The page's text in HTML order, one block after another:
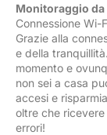
Monitoraggio da
Connessione Wi-
Grazie alla
e della
momento e
non sei a casa
accesi e
oltre che
errori!